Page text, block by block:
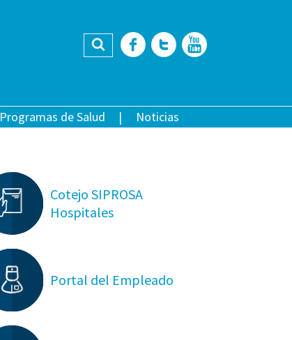
Buscar Facebook
Twitter
Programas de Salud Noticias
Cotejo SIPROSA
Hospitales
Portal del Empleado